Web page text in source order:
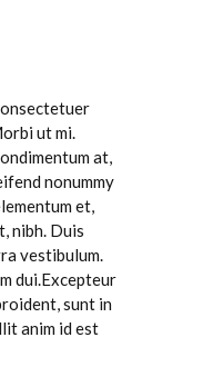
ut mi.
at,
nonummy
et,
nibh. Duis
vestibulum.
dui.Excepteur
sunt in
anim id est